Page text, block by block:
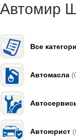
Автомир
Все
Автомасла
Автоюрист